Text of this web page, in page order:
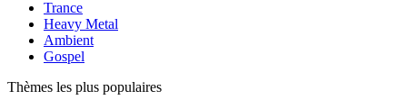
Trance
Heavy Metal
Ambient
Gospel
Thèmes les plus populaires